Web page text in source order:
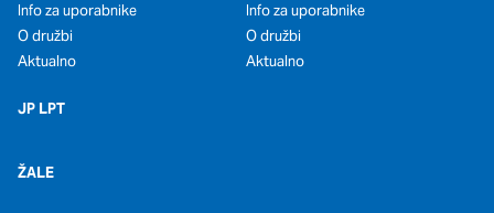
Info za uporabnike
O družbi
Aktualno
JP LPT
ŽALE
Info za uporabnike
O družbi
Aktualno